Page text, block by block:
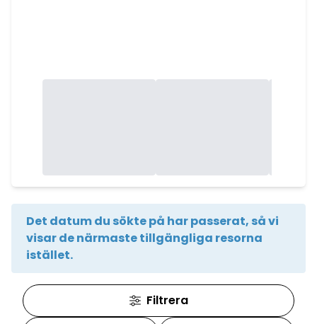
Det datum du sökte på har passerat, så vi
visar de närmaste tillgängliga resorna
istället.
Filtrera